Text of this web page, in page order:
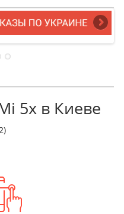
5x в Киеве
(голосов: 2)